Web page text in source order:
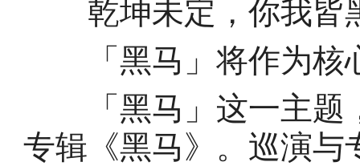
乾坤未定，你我皆
「黑马」将作为核
「黑马」这一主题
专辑《黑马》。巡演与